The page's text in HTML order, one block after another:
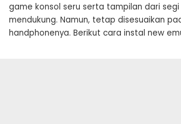
game konsol seru serta tampilan dari
mendukung. Namun, tetap disesuaikan
handphonenya. Berikut cara instal new